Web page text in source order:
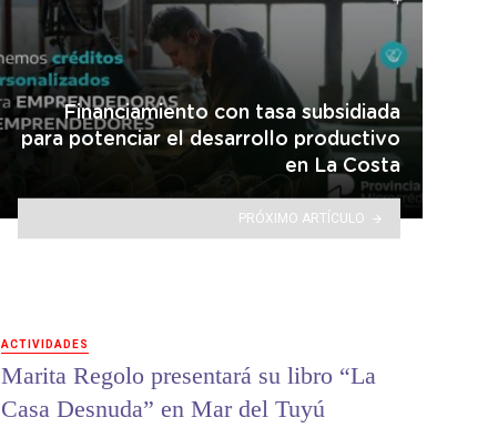
Financiamiento con tasa subsidiada
para potenciar el desarrollo productivo
en La Costa
PRÓXIMO ARTÍCULO
ACTIVIDADES
Marita Regolo presentará su libro “La
Casa Desnuda” en Mar del Tuyú